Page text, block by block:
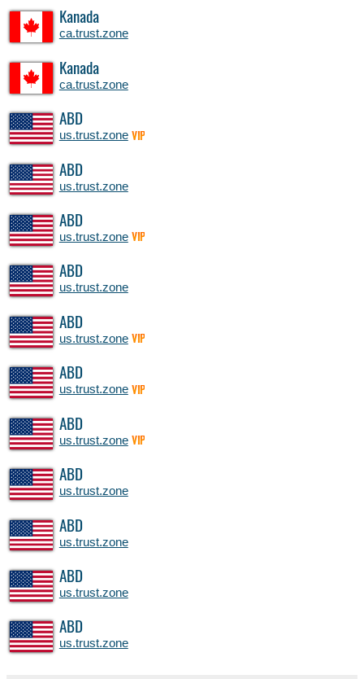
Kanada
ca.trust.zone
Kanada
ca.trust.zone
ABD
us.trust.zone VIP
ABD
us.trust.zone
ABD
us.trust.zone VIP
ABD
us.trust.zone
ABD
us.trust.zone VIP
ABD
us.trust.zone VIP
ABD
us.trust.zone VIP
ABD
us.trust.zone
ABD
us.trust.zone
ABD
us.trust.zone
ABD
us.trust.zone